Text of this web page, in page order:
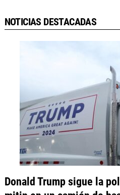
NOTICIAS DESTACADAS
Donald Trump sigue la